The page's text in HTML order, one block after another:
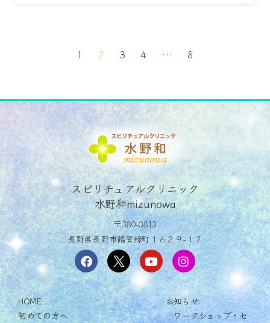
1 2 3 4 … 8
スピリチュアルクリニック
水野和mizunowa
〒380-0813
長野県長野市鶴賀緑町１６２９−１７
HOME
初めての方へ
お知らせ
ワークショップ・セ